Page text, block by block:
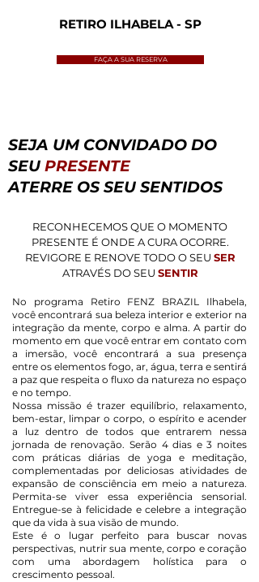
RETIRO ILHABELA - SP
FAÇA A SUA RESERVA
SEJA UM CONVIDADO DO
SEU PRESENTE
ATERRE OS SEU SENTIDOS
RECONHECEMOS QUE O MOMENTO
PRESENTE É ONDE A CURA OCORRE.
REVIGORE E RENOVE TODO O SEU SER
ATRAVÉS DO SEU SENTIR
No programa Retiro FENZ BRAZIL Ilhabela,
você encontrará sua beleza interior e exterior na
integração da mente, corpo e alma. A partir do
momento em que você entrar em contato com
a imersão, você encontrará a sua presença
entre os elementos fogo, ar, água, terra e sentirá
a paz que respeita o fluxo da natureza no espaço
e no tempo.
Nossa missão é trazer equilíbrio, relaxamento,
bem-estar, limpar o corpo, o espírito e acender
a luz dentro de todos que entrarem nessa
jornada de renovação. Serão 4 dias e 3 noites
com práticas diárias de yoga e meditação,
complementadas por deliciosas atividades de
expansão de consciência em meio a natureza.
Permita-se viver essa experiência sensorial.
Entregue-se à felicidade e celebre a integração
que da vida à sua visão de mundo.
Este é o lugar perfeito para buscar novas
perspectivas, nutrir sua mente, corpo e coração
com uma abordagem holística para o
crescimento pessoal.